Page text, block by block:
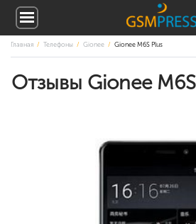
Главная Телефоны Gionee Gionee M6S Plus
Отзывы Gionee